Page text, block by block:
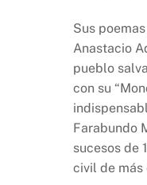
Sus
Anastacio
pueblo
con su
Farabundo
sucesos de
civil de más